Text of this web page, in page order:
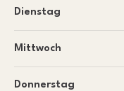
Dienstag
Mittwoch
Donnerstag